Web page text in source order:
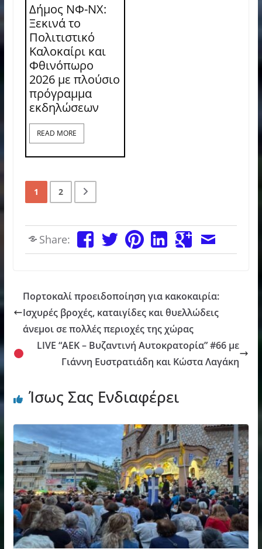
Δήμος ΝΦ-ΝΧ:
Ξεκινά το
Πολιτιστικό
Καλοκαίρι και
Φθινόπωρο
2026 με πλούσιο
πρόγραμμα
εκδηλώσεων
READ MORE
1 2
Share:
Πορτοκαλί προειδοποίηση για κακοκαιρία:
Ισχυρές βροχές, καταιγίδες και θυελλώδεις
άνεμοι σε πολλές περιοχές της χώρας
LIVE “ΑΕΚ – Βυζαντινή Αυτοκρατορία” #66 με
Γιάννη Ευστρατιάδη και Κώστα Λαγάκη
Ίσως Σας Ενδιαφέρει